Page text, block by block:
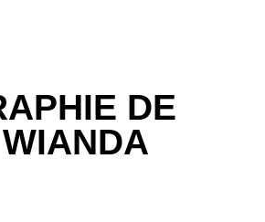
DE